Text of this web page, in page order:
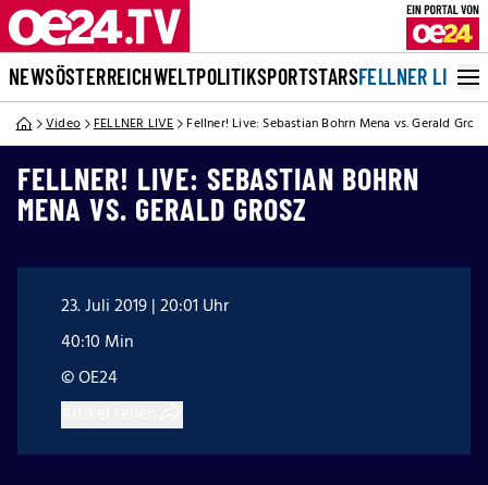
NEWSÖSTERREICHWELTPOLITIKSPORTSTARSFELLNER LIVE
Video FELLNER LIVE Fellner! Live: Sebastian Bohrn Mena vs. Gerald Grosz
FELLNER! LIVE: SEBASTIAN BOHRN
MENA VS. GERALD GROSZ
23. Juli 2019 | 20:01 Uhr
40:10 Min
© OE24